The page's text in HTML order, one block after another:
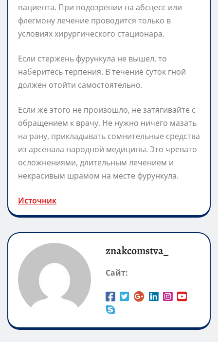
пациента. При подозрении на абсцесс или
флегмону лечение проводится только в
условиях хирургического стационара.
Если стержень фурункула не вышел, то
наберитесь терпения. В течение суток гной
должен отойти самостоятельно.
Если же этого не произошло, не затягивайте с
обращением к врачу. Не нужно ничего мазать
на рану, прикладывать сомнительные средства
из арсенала народной медицины. Это чревато
осложнениями, длительным лечением и
некрасивым шрамом на месте фурункула.
Источник
znakcomstva_
Сайт: